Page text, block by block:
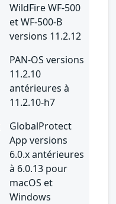
WildFire WF-500
et WF-500-B
versions 11.2.12
PAN-OS versions
11.2.10
antérieures à
11.2.10-h7
GlobalProtect
App versions
6.0.x antérieures
à 6.0.13 pour
macOS et
Windows